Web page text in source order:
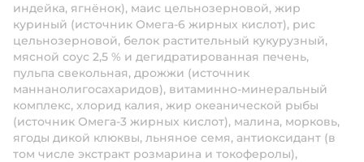
индейка, ягнёнок), маис цельнозерновой, жир
куриный (источник Омега-6 жирных кислот), рис
цельнозерновой, белок растительный кукурузный,
мясной соус 2,5 % и дегидратированная печень,
пульпа свекольная, дрожжи (источник
маннанолигосахаридов), витаминно-минеральный
комплекс, хлорид калия, жир океанической рыбы
(источник Омега-3 жирных кислот), малина, морковь,
ягоды дикой клюквы, льняное семя, антиоксидант (в
том числе экстракт розмарина и токоферолы),